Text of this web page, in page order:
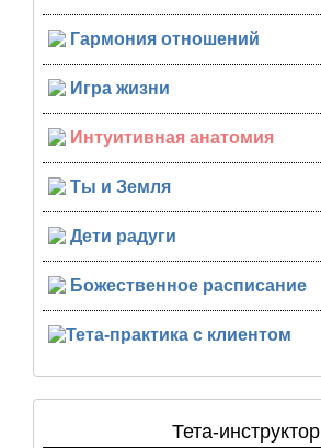
Гармония отношений
Игра жизни
Интуитивная анатомия
Ты и Земля
Дети радуги
Божественное расписание
Тета-практика с клиентом
Тета-инструктор